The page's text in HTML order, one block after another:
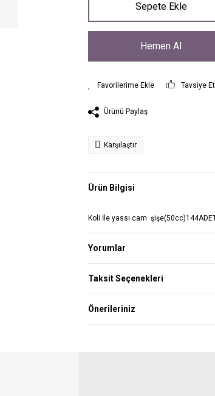
Sepete Ekle
Hemen Al
Tavsiye Et
Ürünü Paylaş
Karşılaştır
Ürün Bilgisi
Koli İle yassı cam
Yorumlar
Taksit Seçenekleri
Önerileriniz